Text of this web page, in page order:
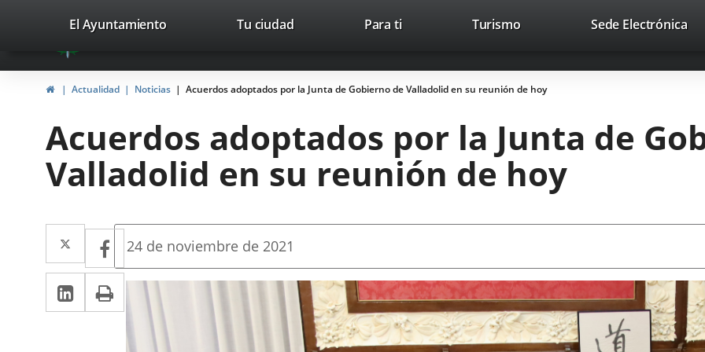
Portal
Web
del
Valladolid
avaTop Trabaja con nosotros Contacto
valladolid.es
El Ayuntamiento Tu ciudad Para ti TurismoThis
open
in
up
Sede ElectrónicaLink
HomeActualidad Noticias Acuerdos adoptados por la Junta de Gobierno de Valladolid en su reunión de hoy
Acuerdos adoptados por la Junta de
Valladolid en su reunión de hoy
Twitter
Enlace
a
una
aplicación
externa.
Facebook
Enlace
a
una
aplicación
Linkedin
Enlace
a
Print
Fecha
la
noticia
24 de noviembre de 2021